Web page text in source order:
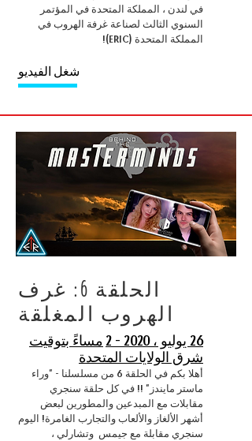
في لندن ، المملكة المتحدة في المؤتمر
السنوي الثالث لصناعة غرفة الهروب في
المملكة المتحدة (ERIC)!
شغل الفيديو
الحلقة 6: غرف
الهروب المغلقة
26 يوليو ، 2020 - 2
مساءً بتوقيت
شرق الولايات المتحدة
أهلا بكم في الحلقة 6 من مسلسلنا - "وراء
ماستر مايندز" !! في كل حلقة سنجري
مقابلات مع المبدعين والمطورين لبعض
أشهر الألغاز والألعاب والتجارب الغامرة! اليوم
سنجري مقابلة مع جيمس وتشارلي ،